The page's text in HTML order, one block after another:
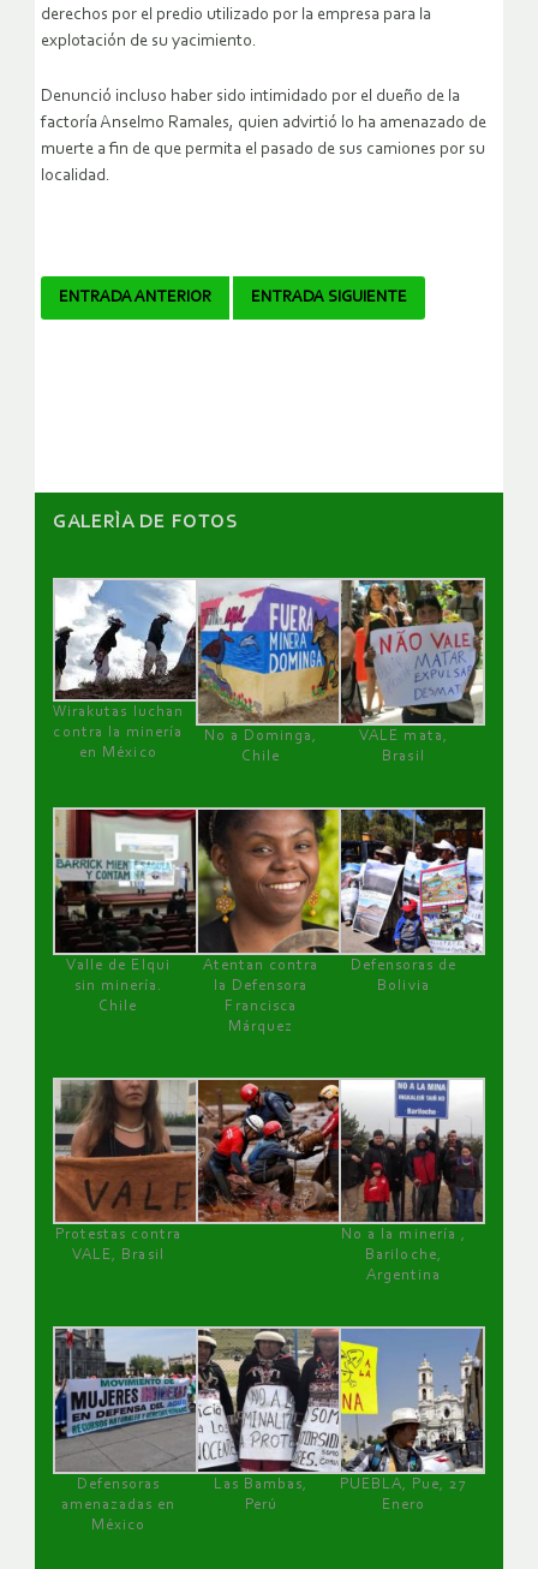
derechos por el predio utilizado por la empresa para la
explotación de su yacimiento.
Denunció incluso haber sido intimidado por el dueño de la
factoría Anselmo Ramales, quien advirtió lo ha amenazado de
muerte a fin de que permita el pasado de sus camiones por su
localidad.
Navegador
ENTRADA ANTERIOR ENTRADA SIGUIENTE
GALERÌA DE FOTOS
Wirakutas luchan
contra la minería
en México
No a Dominga,
Chile
VALE mata,
Brasil
Valle de Elqui
sin minería.
Chile
Atentan contra
la Defensora
Francisca
Márquez
Defensoras de
Bolivia
Protestas contra
VALE, Brasil
No a la minería ,
Bariloche,
Argentina
Defensoras
amenazadas en
México
Las Bambas,
Perú
PUEBLA, Pue, 27
Enero